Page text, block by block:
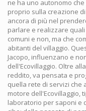
ne ha uno autonomo
proprio sulla creazione
ancora di più nel
parlare e realizzare
comuni e non, ma che
abitanti del villaggio.
Jacopo, influenzano e
dell'Ecovillaggio. Oltre
reddito, va pensata e
quella rete di servizi
motore dell'Ecovillaggio,
laboratorio per saponi e